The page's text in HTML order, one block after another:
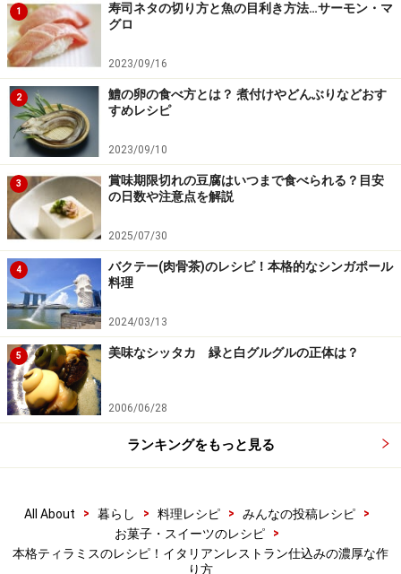
4
生地を絞り袋に入れ、鉄板の上に絞る
1センチの丸口金をつけた絞り袋に3の生地を入れ、オー
ブンシートを敷いた鉄板の上に棒状に絞っていく。絞り
終わったら、上から粉糖を振り、180℃に予熱したオー
ブンで8分焼成する。
1
寿司ネタの切り方と魚の目利き方法…サーモン・マ
グロ
2023/09/16
2
鱧の卵の食べ方とは？ 煮付けやどんぶりなどおす
すめレシピ
2023/09/10
3
賞味期限切れの豆腐はいつまで食べられる？目安
の日数や注意点を解説
2025/07/30
4
バクテー(肉骨茶)のレシピ！本格的なシンガポール
料理
2024/03/13
5 美味なシッタカ 緑と白グルグルの正体は？
2006/06/28
ランキングをもっと見る
All About > 暮らし > 料理レシピ > みんなの投稿レシピ
>
お菓子・スイーツのレシピ
>
本格ティラミスのレシピ！イタリアンレストラン仕込みの濃厚な作
り方